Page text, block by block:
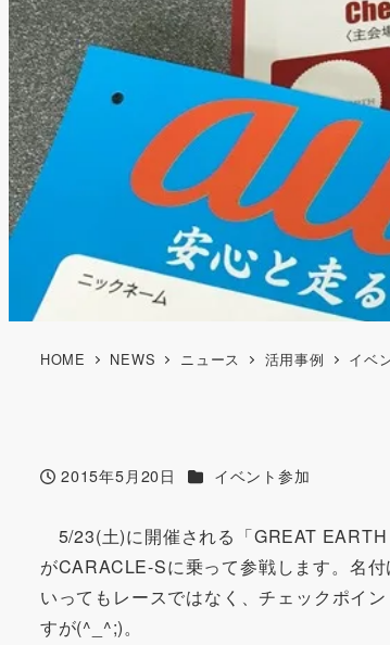
HOME NEWS ニュース 活用事例 イベ
投稿日
2015年5月20日 カテゴリー
イベント参加
5/23(土)に開催される「GREAT
がCARACLE-Sに乗って参戦します。名
いってもレースではなく、チェックポイ
すが(^_^;)。